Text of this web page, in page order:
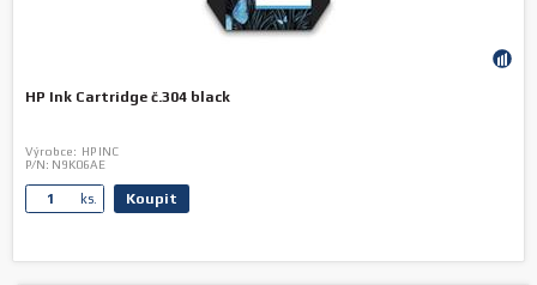
HP Ink Cartridge č.304 black
Výrobce: HP INC
P/N: N9K06AE
ks. Koupit